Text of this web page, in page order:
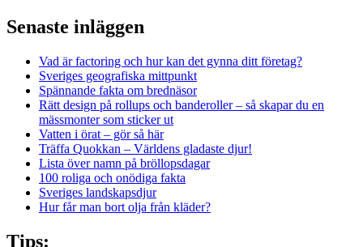
Senaste inläggen
Vad är factoring och hur kan det gynna ditt företag?
Sveriges geografiska mittpunkt
Spännande fakta om brednäsor
Rätt design på rollups och banderoller – så skapar du en
mässmonter som sticker ut
Vatten i örat – gör så här
Träffa Quokkan – Världens gladaste djur!
Lista över namn på bröllopsdagar
100 roliga och onödiga fakta
Sveriges landskapsdjur
Hur får man bort olja från kläder?
Tips: